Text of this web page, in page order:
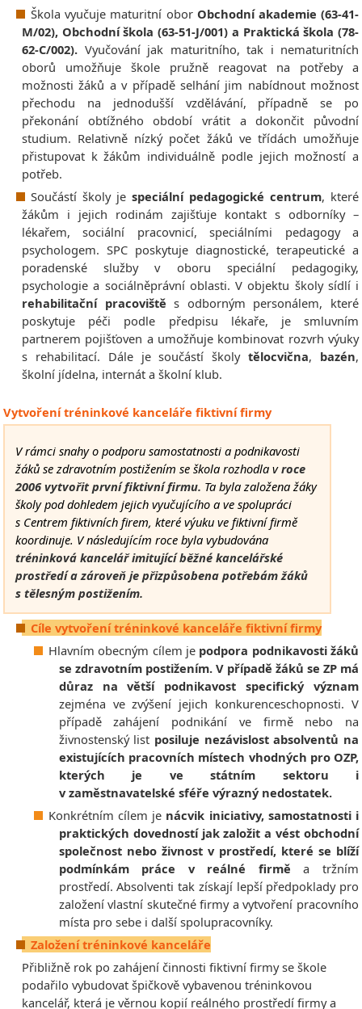
Škola vyučuje maturitní obor Obchodní akademie (63-41-
M/02), Obchodní škola (63-51-J/001) a Praktická škola (78-
62-C/002). Vyučování jak maturitního, tak i nematuritních
oborů umožňuje škole pružně reagovat na potřeby a
možnosti žáků a v případě selhání jim nabídnout možnost
přechodu na jednodušší vzdělávání, případně se po
překonání obtížného období vrátit a dokončit původní
studium. Relativně nízký počet žáků ve třídách umožňuje
přistupovat k žákům individuálně podle jejich možností a
potřeb.
Součástí školy je speciální pedagogické centrum, které
žákům i jejich rodinám zajišťuje kontakt s odborníky –
lékařem, sociální pracovnicí, speciálními pedagogy a
psychologem. SPC poskytuje diagnostické, terapeutické a
poradenské služby v oboru speciální pedagogiky,
psychologie a sociálněprávní oblasti. V objektu školy sídlí i
rehabilitační pracoviště s odborným personálem, které
poskytuje péči podle předpisu lékaře, je smluvním
partnerem pojišťoven a umožňuje kombinovat rozvrh výuky
s rehabilitací. Dále je součástí školytělocvična, bazén,
školní jídelna, internát a školní klub.
Vytvoření tréninkové kanceláře fiktivní firmy
V rámci snahy o podporu samostatnosti a podnikavosti
žáků se zdravotním postižením se škola rozhodla vroce
2006 vytvořit první fiktivní firmu. Ta byla založena žáky
školy pod dohledem jejich vyučujícího a ve spolupráci
s Centrem fiktivních firem, které výuku ve fiktivní firmě
koordinuje. V následujícím roce byla vybudována
tréninková kancelář imitující běžné kancelářské
prostředí a zároveň je přizpůsobena potřebám žáků
s tělesným postižením.
Cíle vytvoření tréninkové kanceláře fiktivní firmy
Hlavním obecným cílem je podpora podnikavosti žáků
se zdravotním postižením. V případě žáků se ZP má
důraz na větší podnikavost specifický význam
zejména ve zvýšení jejich konkurenceschopnosti. V
případě zahájení podnikání ve firmě nebo na
živnostenský list posiluje nezávislost absolventů na
existujících pracovních místech vhodných pro OZP,
kterých je ve státním sektoru i
v zaměstnavatelské sféře výrazný nedostatek.
Konkrétním cílem je nácvik iniciativy, samostatnosti i
praktických dovedností jak založit a vést obchodní
společnost nebo živnost v prostředí, které se blíží
podmínkám práce v reálné firmě a tržním
prostředí. Absolventi tak získají lepší předpoklady pro
založení vlastní skutečné firmy a vytvoření pracovního
místa pro sebe i další spolupracovníky.
Založení tréninkové kanceláře
Přibližně rok po zahájení činnosti fiktivní firmy se škole
podařilo vybudovat špičkově vybavenou tréninkovou
kancelář, která je věrnou kopií reálného prostředí firmy a